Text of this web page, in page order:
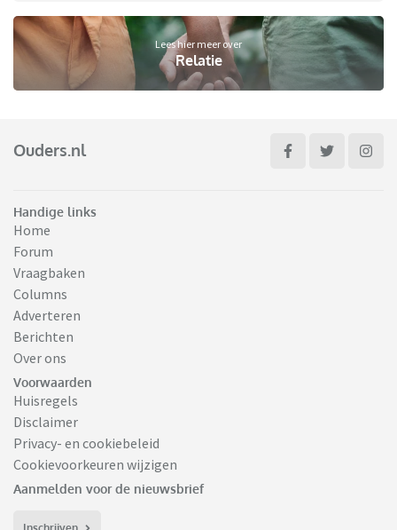
Lees hier meer over
Relatie
Ouders.nl
Handige links
Home
Forum
Vraagbaken
Columns
Adverteren
Berichten
Over ons
Voorwaarden
Huisregels
Disclaimer
Privacy- en cookiebeleid
Cookievoorkeuren wijzigen
Aanmelden voor de nieuwsbrief